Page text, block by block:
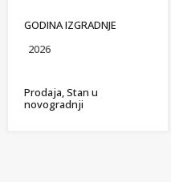
GODINA IZGRADNJE
2026
Prodaja, Stan u
novogradnji